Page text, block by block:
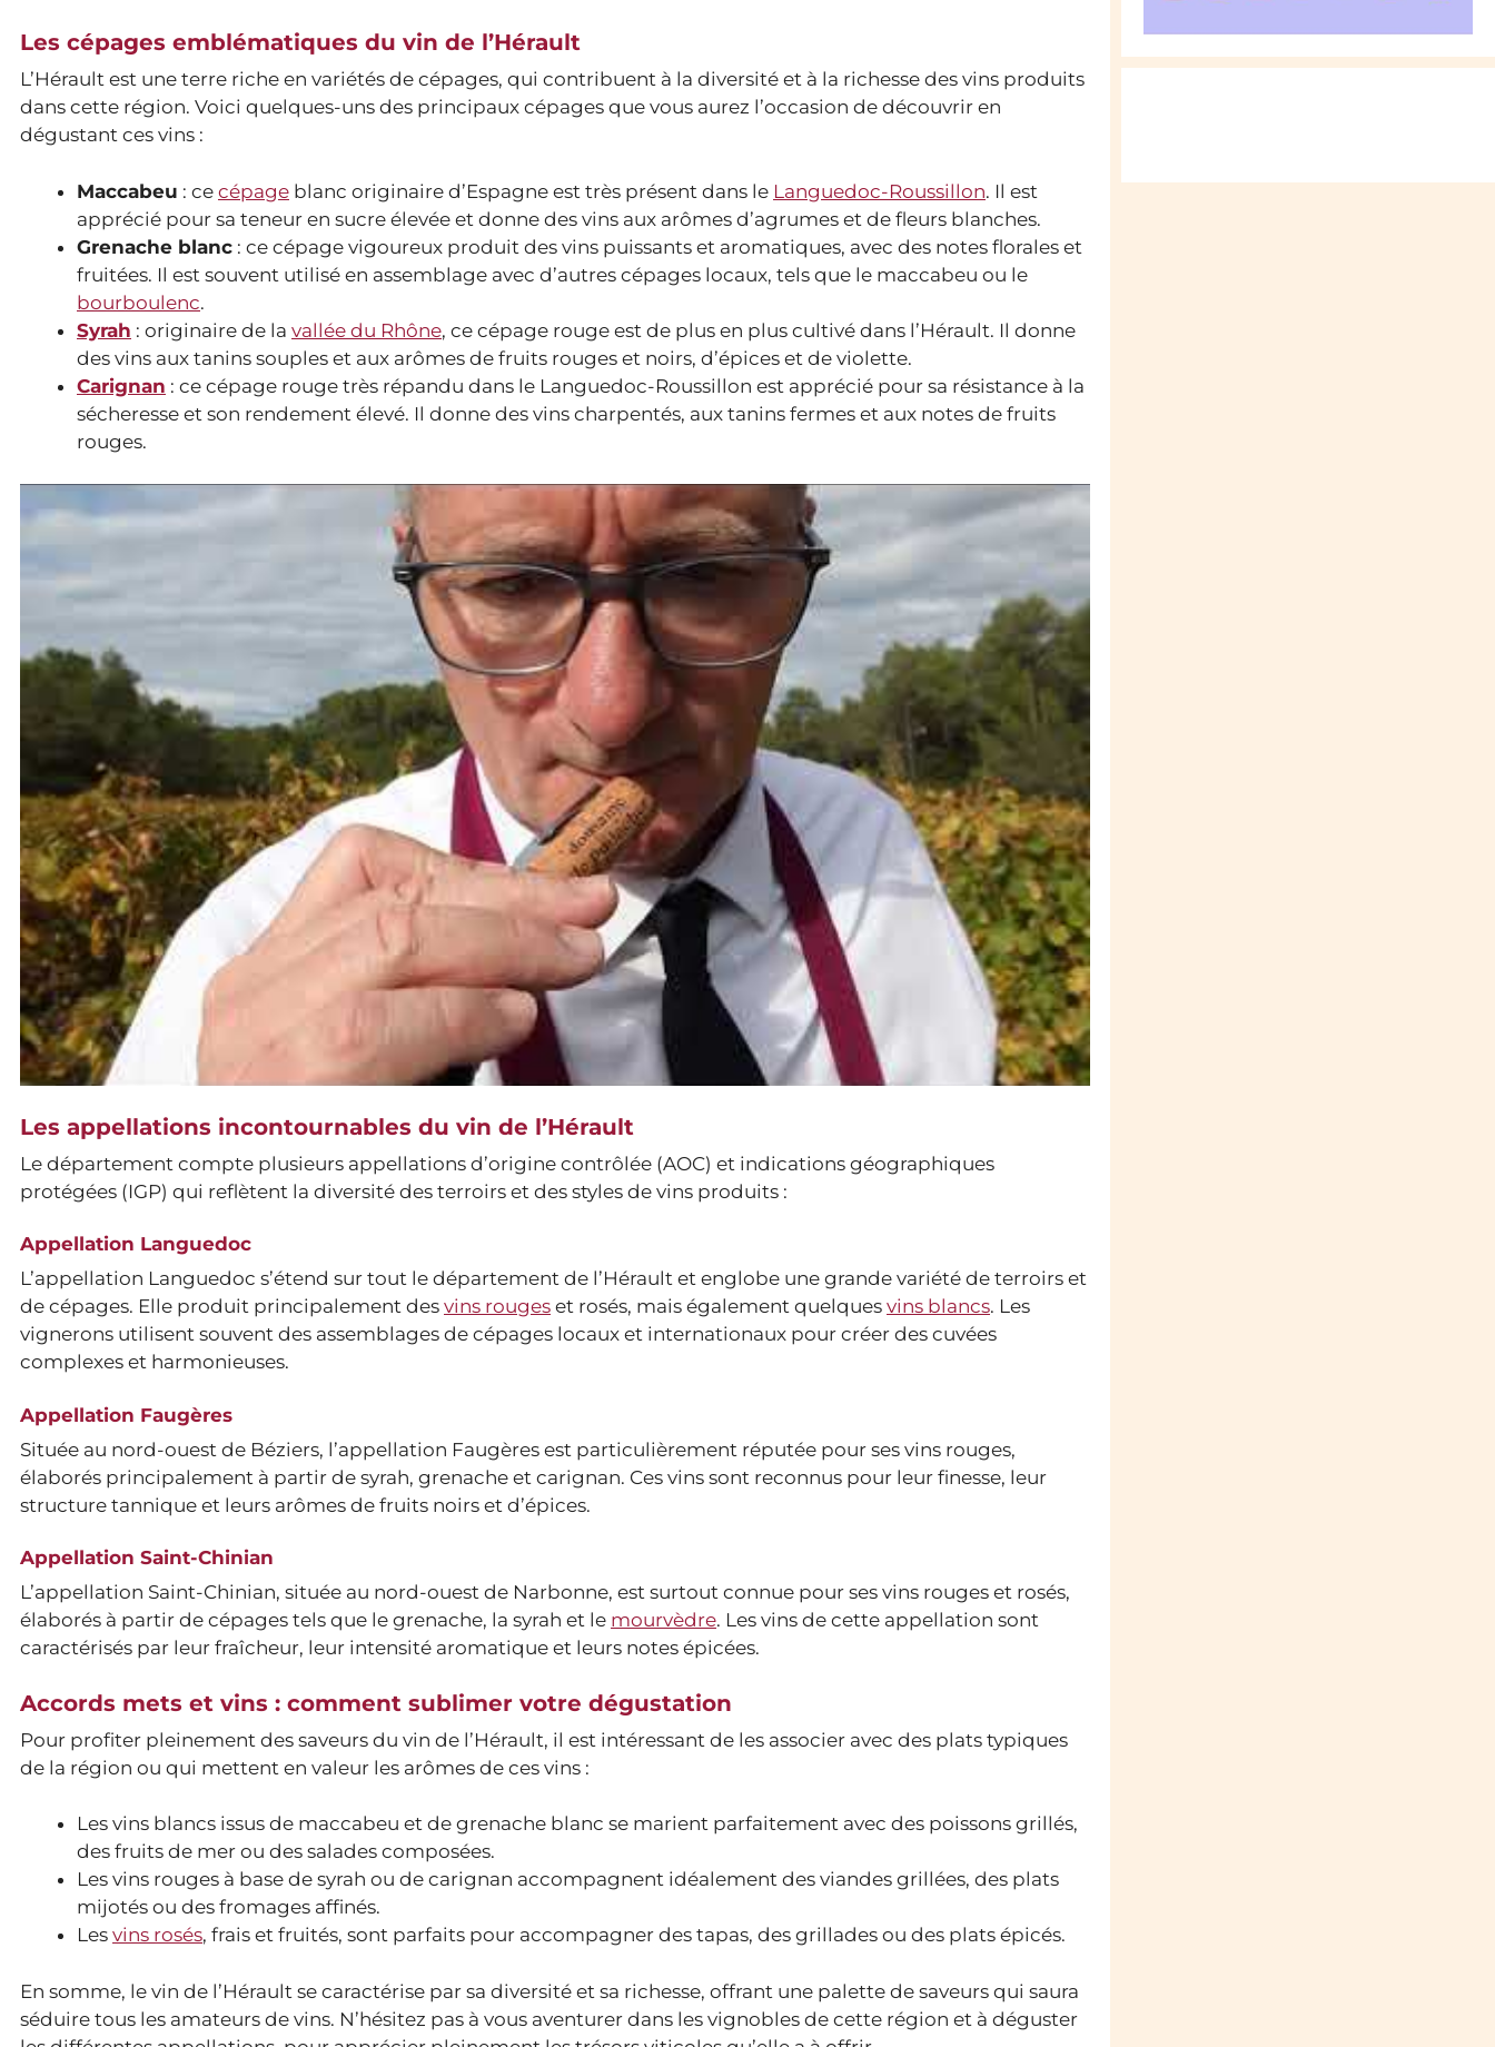
Les cépages emblématiques du vin de l’Hérault
L’Hérault est une terre riche en variétés de cépages, qui contribuent à la diversité et à la richesse des vins produits
dans cette région. Voici quelques-uns des principaux cépages que vous aurez l’occasion de découvrir en
dégustant ces vins :
Maccabeu : ce cépage blanc originaire d’Espagne est très présent dans le Languedoc-Roussillon. Il est
apprécié pour sa teneur en sucre élevée et donne des vins aux arômes d’agrumes et de fleurs blanches.
Grenache blanc : ce cépage vigoureux produit des vins puissants et aromatiques, avec des notes florales et
fruitées. Il est souvent utilisé en assemblage avec d’autres cépages locaux, tels que le maccabeu ou le
bourboulenc.
Syrah : originaire de la vallée du Rhône, ce cépage rouge est de plus en plus cultivé dans l’Hérault. Il donne
des vins aux tanins souples et aux arômes de fruits rouges et noirs, d’épices et de violette.
Carignan : ce cépage rouge très répandu dans le Languedoc-Roussillon est apprécié pour sa résistance à la
sécheresse et son rendement élevé. Il donne des vins charpentés, aux tanins fermes et aux notes de fruits
rouges.
Les appellations incontournables du vin de l’Hérault
Le département compte plusieurs appellations d’origine contrôlée (AOC) et indications géographiques
protégées (IGP) qui reflètent la diversité des terroirs et des styles de vins produits :
Appellation Languedoc
L’appellation Languedoc s’étend sur tout le département de l’Hérault et englobe une grande variété de terroirs et
de cépages. Elle produit principalement des vins rouges et rosés, mais également quelques vins blancs. Les
vignerons utilisent souvent des assemblages de cépages locaux et internationaux pour créer des cuvées
complexes et harmonieuses.
Appellation Faugères
Située au nord-ouest de Béziers, l’appellation Faugères est particulièrement réputée pour ses vins rouges,
élaborés principalement à partir de syrah, grenache et carignan. Ces vins sont reconnus pour leur finesse, leur
structure tannique et leurs arômes de fruits noirs et d’épices.
Appellation Saint-Chinian
L’appellation Saint-Chinian, située au nord-ouest de Narbonne, est surtout connue pour ses vins rouges et rosés,
élaborés à partir de cépages tels que le grenache, la syrah et le mourvèdre. Les vins de cette appellation sont
caractérisés par leur fraîcheur, leur intensité aromatique et leurs notes épicées.
Accords mets et vins : comment sublimer votre dégustation
Pour profiter pleinement des saveurs du vin de l’Hérault, il est intéressant de les associer avec des plats typiques
de la région ou qui mettent en valeur les arômes de ces vins :
Les vins blancs issus de maccabeu et de grenache blanc se marient parfaitement avec des poissons grillés,
des fruits de mer ou des salades composées.
Les vins rouges à base de syrah ou de carignan accompagnent idéalement des viandes grillées, des plats
mijotés ou des fromages affinés.
Les vins rosés, frais et fruités, sont parfaits pour accompagner des tapas, des grillades ou des plats épicés.
En somme, le vin de l’Hérault se caractérise par sa diversité et sa richesse, offrant une palette de saveurs qui saura
séduire tous les amateurs de vins. N’hésitez pas à vous aventurer dans les vignobles de cette région et à déguster